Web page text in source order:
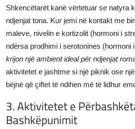
Shkencëtarët kanë vërtetuar se natyra
ndjenjat tona. Kur jemi në kontakt me
maleve, nivelin e kortizolit (hormoni i
ndërsa prodhimi i serotonines (hormoni
krijon një ambient ideal për ndjenjat
aktivitetet e jashtme si një piknik ose
bëjnë që çiftet të ndihen më të lidhur
3. Aktivitetet e
Bashkëpunimit